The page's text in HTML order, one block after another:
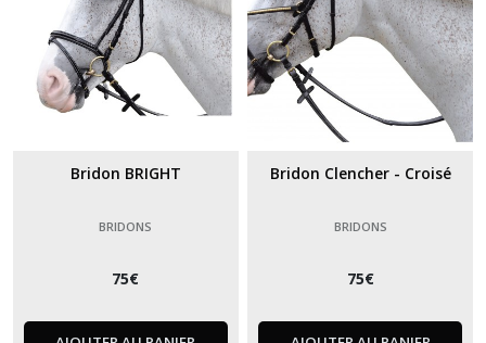
Bridon BRIGHT
BRIDONS
75€
Bridon Clencher - Croisé
BRIDONS
75€